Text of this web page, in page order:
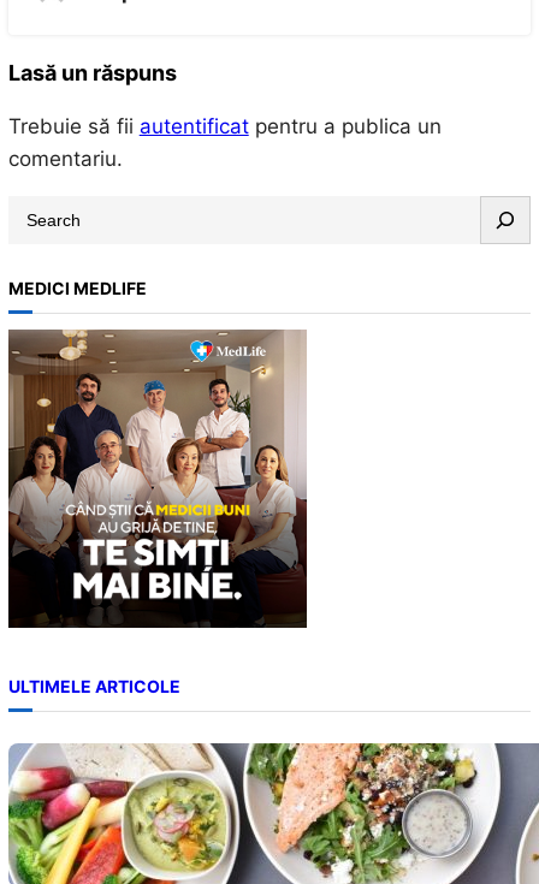
Lasă un răspuns
Trebuie să fii autentificatpentru a publica un
comentariu.
a
r
c
h
MEDICI MEDLIFE
ULTIMELE ARTICOLE